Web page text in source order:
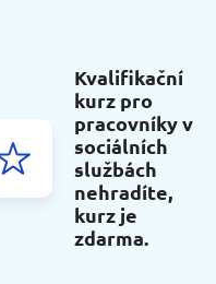
Kvalifikační
kurz pro
pracovníky v
sociálních
službách
nehradíte,
kurz je
zdarma.